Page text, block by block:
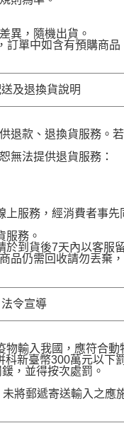
異，隨機出貨。
單中如含有預購商
及退換貨說明
退款、退換貨服務。
無法提供退貨服務：
服務，經消費者事先
服務。
到貨後7天內以客服
商品仍需回收請勿丟棄
法令宣導
輸入我國，應符合動
新臺幣300萬元以下
，並得按次處罰。
將郵遞寄送輸入之應